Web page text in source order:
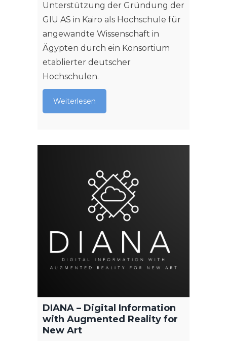
Unterstützung der Gründung der
GIU AS in Kairo als Hochschule für
angewandte Wissenschaft in
Ägypten durch ein Konsortium
etablierter deutscher
Hochschulen.
Weiterlesen
DIANA – Digital Information
with Augmented Reality for
New Art